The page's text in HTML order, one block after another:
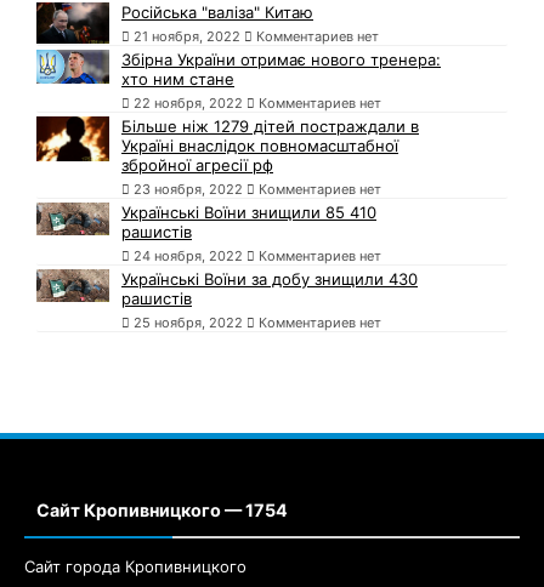
Російська "валіза" Китаю
21 ноября, 2022 Комментариев нет
Збірна України отримає нового тренера:
хто ним стане
22 ноября, 2022 Комментариев нет
Більше ніж 1279 дітей постраждали в
Україні внаслідок повномасштабної
збройної агресії рф
23 ноября, 2022 Комментариев нет
Українські Воїни знищили 85 410
рашистів
24 ноября, 2022 Комментариев нет
Українські Воїни за добу знищили 430
рашистів
25 ноября, 2022 Комментариев нет
Сайт Кропивницкого — 1754
Сайт города Кропивницкого